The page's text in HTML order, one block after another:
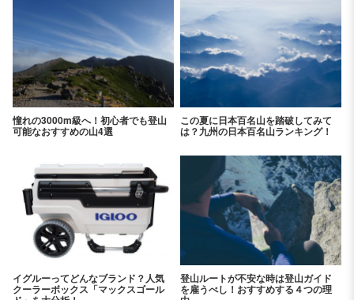
憧れの3000m級へ！初心者でも登山
可能なおすすめの山4選
この夏に日本百名山を踏破してみて
は？九州の日本百名山ランキング！
イグルーってどんなブランド？人気
クーラーボックス「マックスゴール
登山ルートが不安な時は登山ガイド
を雇うべし！おすすめする４つの理